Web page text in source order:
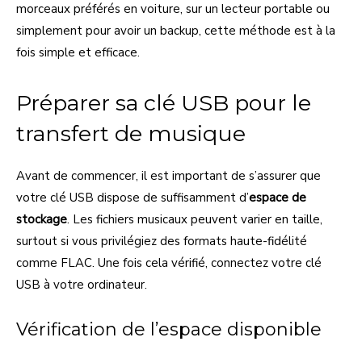
morceaux préférés en voiture, sur un lecteur portable ou
simplement pour avoir un backup, cette méthode est à la
fois simple et efficace.
Préparer sa clé USB pour le
transfert de musique
Avant de commencer, il est important de s’assurer que
votre clé USB dispose de suffisamment d’espace de
stockage. Les fichiers musicaux peuvent varier en taille,
surtout si vous privilégiez des formats haute-fidélité
comme FLAC. Une fois cela vérifié, connectez votre clé
USB à votre ordinateur.
Vérification de l’espace disponible